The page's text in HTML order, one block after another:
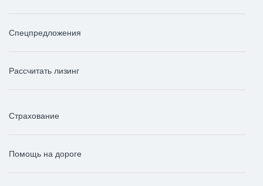
Спецпредложения
Рассчитать лизинг
Страхование
Помощь на дороге